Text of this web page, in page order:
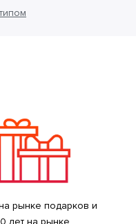
рынке подарков и
лет на рынке